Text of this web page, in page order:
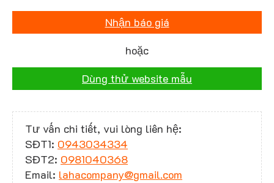
Nhận báo giá
hoặc
Dùng thử website mẫu
Tư vấn chi tiết, vui lòng liên hệ:
SĐT1: 0943034334
SĐT2: 0981040368
Email: lahacompany@gmail.com